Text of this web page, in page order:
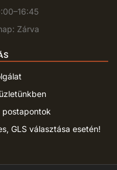
Zárva
postapontok
GLS választása esetén!